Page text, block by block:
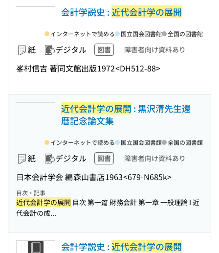
会計学説史 :近代会計学の展開
紙 デジタル 図書 障害者向け資料あり
峯村信吉 著同文館出版1972<DH512-88>
インターネットで読める 国立国会図書館 全国の図書館
近代会計学の展開 : 黒沢清先生還
暦記念論文集
紙 デジタル 図書 障害者向け資料あり
日本会計学会 編森山書店1963<679-N685k>
インターネットで読める 国立国会図書館 全国の図書館
目次・記事
近代会計学の展開 目次 第一篇 財務会計 第一章 一般理論 I 近
代会計の成...
会計学説史 :近代会計学の展開